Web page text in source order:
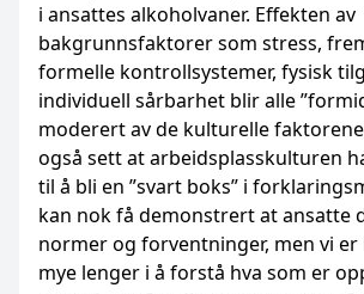
i ansattes alkoholvaner. Effekten av
bakgrunnsfaktorer som stress,
formelle kontrollsystemer, fysisk
individuell sårbarhet blir alle
moderert av de kulturelle
også sett at arbeidsplass­kulturen
til å bli en ”svart boks” i
kan nok få demon­strert at ansatte
normer og for­ventninger, men vi
mye lenger i å forstå hva som er